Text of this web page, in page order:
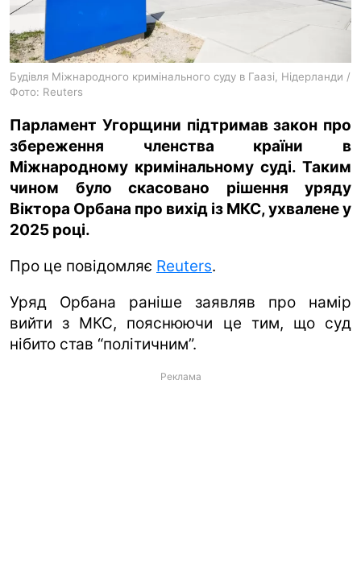
Будівля Міжнародного кримінального суду в Гаазі, Нідерланди /
Фото: Reuters
Парламент Угорщини підтримав закон про
збереження членства країни в
Міжнародному кримінальному суді. Таким
чином було скасовано рішення уряду
Віктора Орбана про вихід із МКС, ухвалене у
2025 році.
Про це повідомляє Reuters.
Уряд Орбана раніше заявляв про намір
вийти з МКС, пояснюючи це тим, що суд
нібито став “політичним”.
Реклама